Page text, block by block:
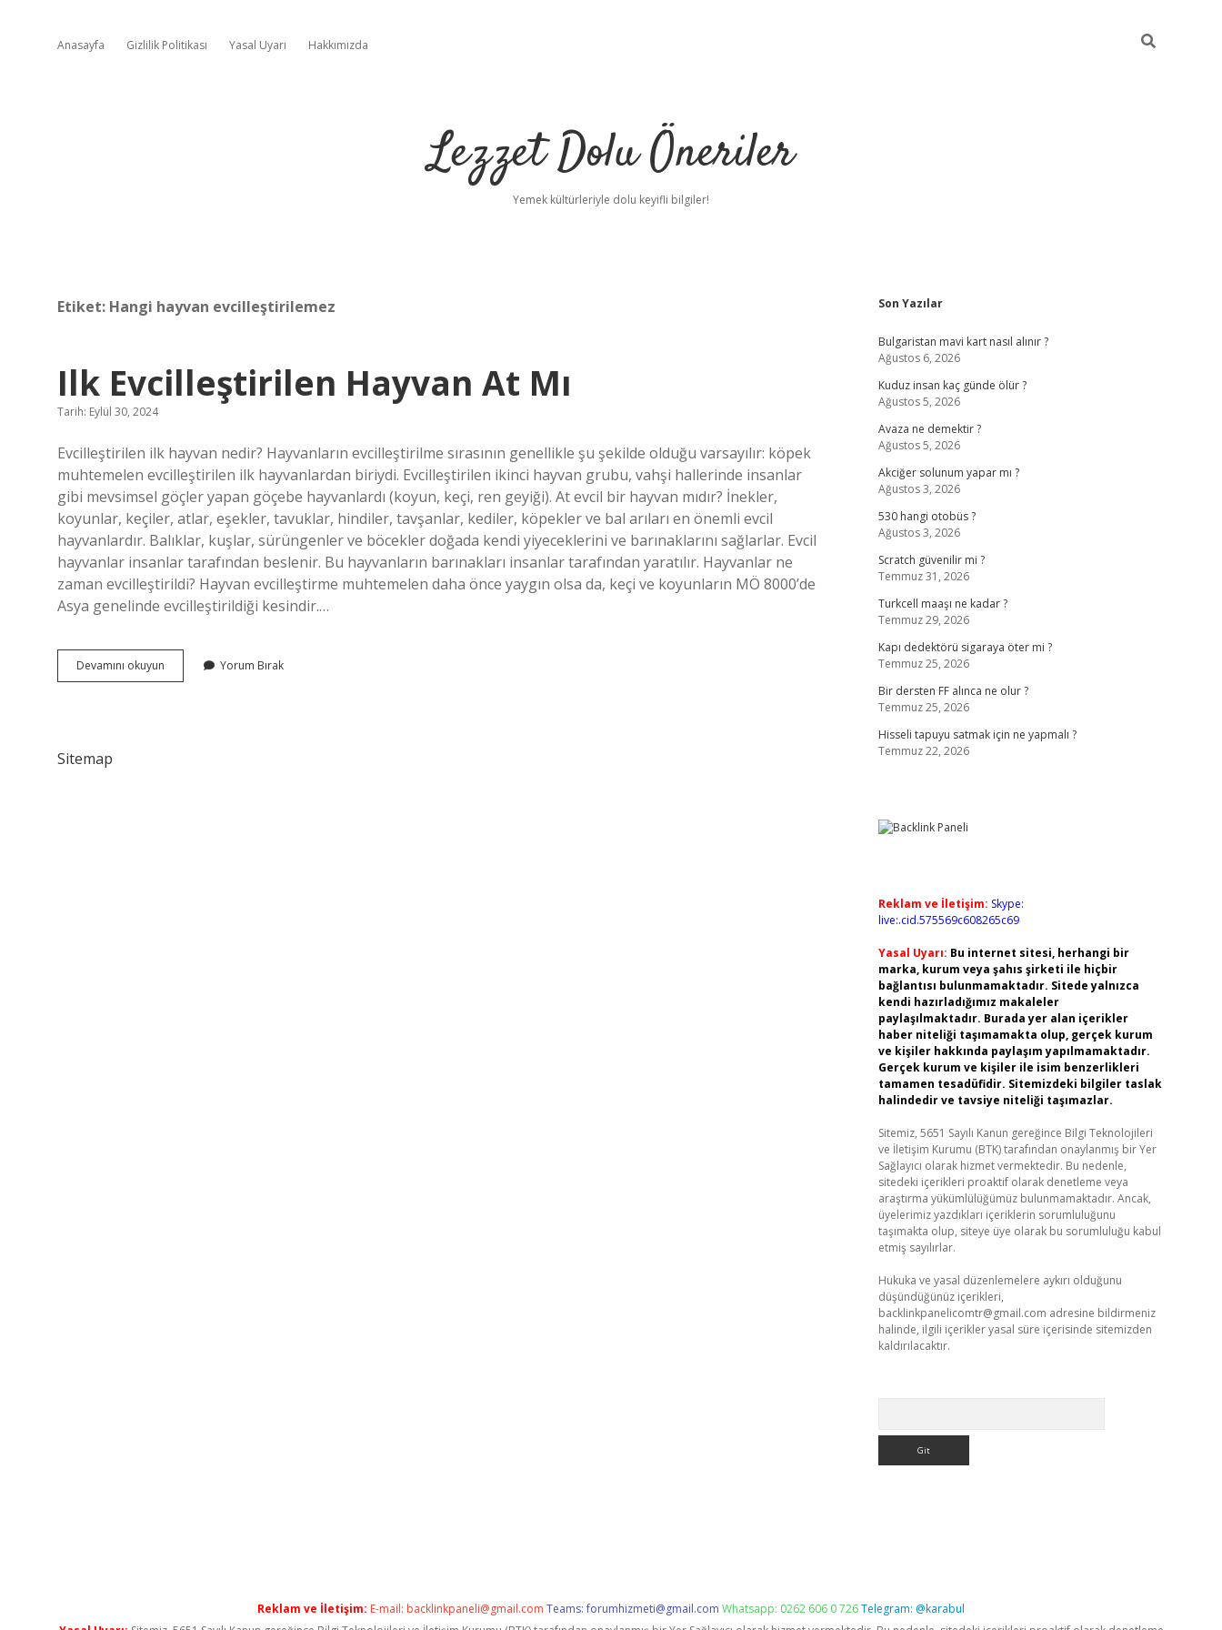
Anasayfa Gizlilik Politikası Yasal Uyarı Hakkımızda
Lezzet Dolu Öneriler
Yemek kültürleriyle dolu keyifli bilgiler!
Etiket: Hangi hayvan evcilleştirilemez
Ilk Evcilleştirilen Hayvan At Mı
Tarih: Eylül 30, 2024
Evcilleştirilen ilk hayvan nedir? Hayvanların evcilleştirilme sırasının genellikle şu şekilde olduğu varsayılır: köpek
muhtemelen evcilleştirilen ilk hayvanlardan biriydi. Evcilleştirilen ikinci hayvan grubu, vahşi hallerinde insanlar
gibi mevsimsel göçler yapan göçebe hayvanlardı (koyun, keçi, ren geyiği). At evcil bir hayvan mıdır? İnekler,
koyunlar, keçiler, atlar, eşekler, tavuklar, hindiler, tavşanlar, kediler, köpekler ve bal arıları en önemli evcil
hayvanlardır. Balıklar, kuşlar, sürüngenler ve böcekler doğada kendi yiyeceklerini ve barınaklarını sağlarlar. Evcil
hayvanlar insanlar tarafından beslenir. Bu hayvanların barınakları insanlar tarafından yaratılır. Hayvanlar ne
zaman evcilleştirildi? Hayvan evcilleştirme muhtemelen daha önce yaygın olsa da, keçi ve koyunların MÖ 8000’de
Asya genelinde evcilleştirildiği kesindir.…
Devamını okuyun
Evcilleştirilen
Yorum Bırak
Sitemap
Sidebar
Son Yazılar
Bulgaristan mavi kart nasıl alınır ?
Ağustos 6, 2026
Kuduz insan kaç günde ölür ?
Ağustos 5, 2026
Avaza ne demektir ?
Ağustos 5, 2026
Akciğer solunum yapar mı ?
Ağustos 3, 2026
530 hangi otobüs ?
Ağustos 3, 2026
Scratch güvenilir mi ?
Temmuz 31, 2026
Turkcell maaşı ne kadar ?
Temmuz 29, 2026
Kapı dedektörü sigaraya öter mi ?
Temmuz 25, 2026
Bir dersten FF alınca ne olur ?
Temmuz 25, 2026
Hisseli tapuyu satmak için ne yapmalı ?
Temmuz 22, 2026
Reklam ve İletişim: Skype:
live:.cid.575569c608265c69
Yasal Uyarı: Bu internet sitesi, herhangi bir
marka, kurum veya şahıs şirketi ile hiçbir
bağlantısı bulunmamaktadır. Sitede yalnızca
kendi hazırladığımız makaleler
paylaşılmaktadır. Burada yer alan içerikler
haber niteliği taşımamakta olup, gerçek kurum
ve kişiler hakkında paylaşım yapılmamaktadır.
Gerçek kurum ve kişiler ile isim benzerlikleri
tamamen tesadüfidir. Sitemizdeki bilgiler taslak
halindedir ve tavsiye niteliği taşımazlar.
Sitemiz, 5651 Sayılı Kanun gereğince Bilgi Teknolojileri
ve İletişim Kurumu (BTK) tarafından onaylanmış bir Yer
Sağlayıcı olarak hizmet vermektedir. Bu nedenle,
sitedeki içerikleri proaktif olarak denetleme veya
araştırma yükümlülüğümüz bulunmamaktadır. Ancak,
üyelerimiz yazdıkları içeriklerin sorumluluğunu
taşımakta olup, siteye üye olarak bu sorumluluğu kabul
etmiş sayılırlar.
Hukuka ve yasal düzenlemelere aykırı olduğunu
düşündüğünüz içerikleri,
backlinkpanelicomtr@gmail.com adresine bildirmeniz
halinde, ilgili içerikler yasal süre içerisinde sitemizden
kaldırılacaktır.
betci
Reklam ve İletişim: E-mail: backlinkpaneli@gmail.com Teams:forumhizmeti@gmail.com Whatsapp: 0262 606 0 726Telegram: @karabul